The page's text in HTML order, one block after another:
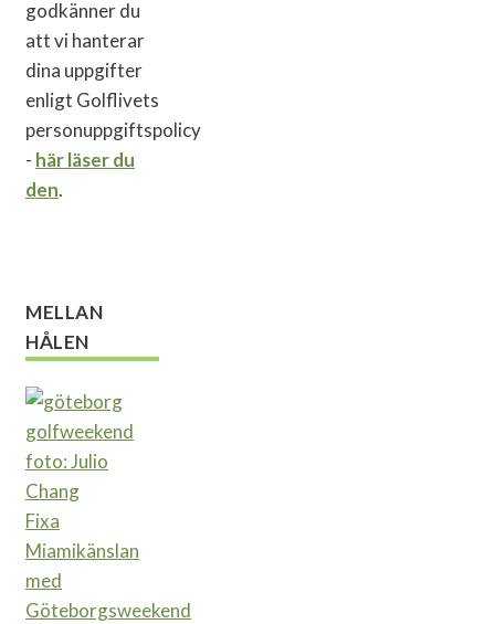
godkänner du
att vi hanterar
dina uppgifter
enligt Golflivets
personuppgiftspolicy
- här läser du
den.
MELLAN
HÅLEN
Fixa
Miamikänslan
med
Göteborgsweekend